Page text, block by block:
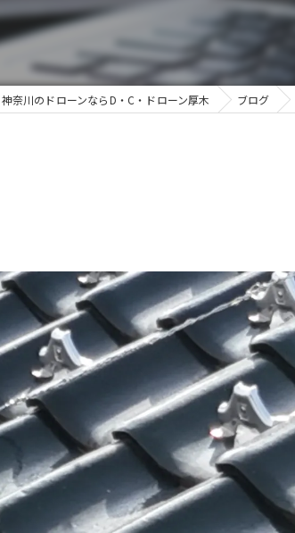
神奈川のドローンならD・C・ドローン厚木 ブログ